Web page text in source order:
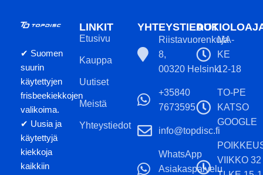
✔ Suomen
suurin
käytettyjen
frisbeekiekkojen
valikoima.
✔ Uusia ja
käytettyjä
kiekkoja
kaikkiin
LINKIT
Etusivu
Kauppa
Uutiset
Meistä
Yhteystiedot
YHTEYSTIEDOT
Riistavuorenkuja
8,
00320 Helsinki
+35840
7673595
info@topdisc.fi
WhatsApp
Asiakaspalvelu
MA-
KE
12-18
TO-PE
KATSO
GOOGLE
VIIKKO 32